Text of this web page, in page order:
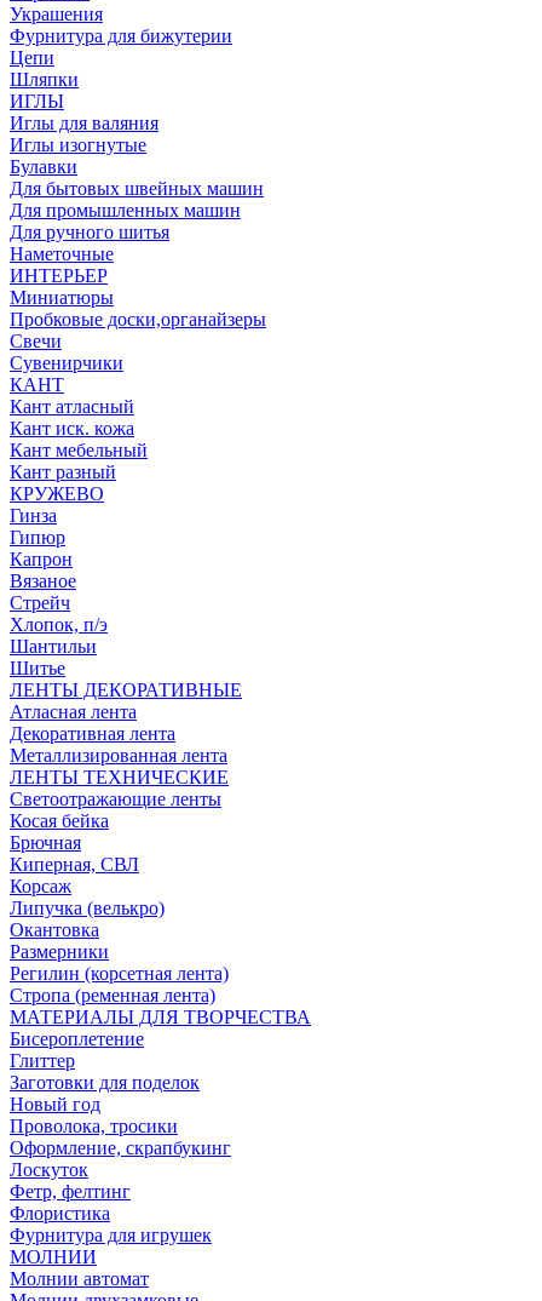
Украшения
Фурнитура для бижутерии
Цепи
Шляпки
ИГЛЫ
Иглы для валяния
Иглы изогнутые
Булавки
Для бытовых швейных машин
Для промышленных машин
Для ручного шитья
Наметочные
ИНТЕРЬЕР
Миниатюры
Пробковые доски,органайзеры
Свечи
Сувенирчики
КАНТ
Кант атласный
Кант иск. кожа
Кант мебельный
Кант разный
КРУЖЕВО
Гинза
Гипюр
Капрон
Вязаное
Стрейч
Хлопок, п/э
Шантильи
Шитье
ЛЕНТЫ ДЕКОРАТИВНЫЕ
Атласная лента
Декоративная лента
Металлизированная лента
ЛЕНТЫ ТЕХНИЧЕСКИЕ
Светоотражающие ленты
Косая бейка
Брючная
Киперная, СВЛ
Корсаж
Липучка (велькро)
Окантовка
Размерники
Регилин (корсетная лента)
Стропа (ременная лента)
МАТЕРИАЛЫ ДЛЯ ТВОРЧЕСТВА
Бисероплетение
Глиттер
Заготовки для поделок
Новый год
Проволока, тросики
Оформление, скрапбукинг
Лоскуток
Фетр, фелтинг
Флористика
Фурнитура для игрушек
МОЛНИИ
Молнии автомат